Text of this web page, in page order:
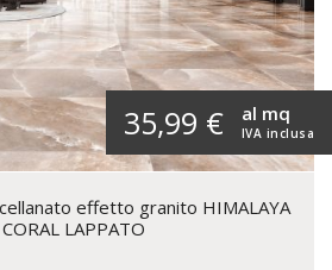
35,99 € IVA inclusa
al mq
effetto granito HIMALAYA
LAPPATO